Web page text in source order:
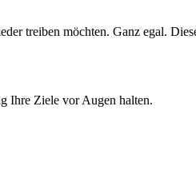
treiben möchten. Ganz egal.
Ihre Ziele vor Augen halten.